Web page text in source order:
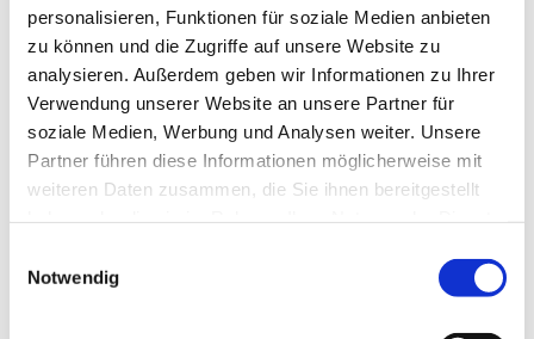
personalisieren, Funktionen für soziale Medien anbieten
zu können und die Zugriffe auf unsere Website zu
analysieren. Außerdem geben wir Informationen zu Ihrer
Verwendung unserer Website an unsere Partner für
soziale Medien, Werbung und Analysen weiter. Unsere
Partner führen diese Informationen möglicherweise mit
weiteren Daten zusammen, die Sie ihnen bereitgestellt
Notwendig